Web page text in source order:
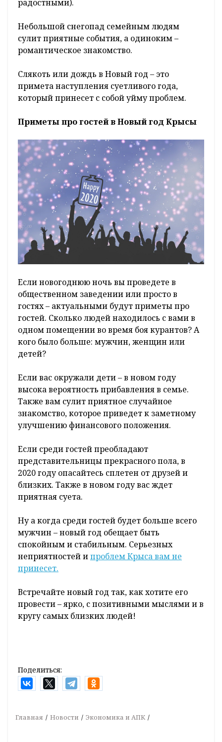
радостными).
Небольшой снегопад семейным людям
сулит приятные события, а одиноким –
романтическое знакомство.
Слякоть или дождь в Новый год – это
примета наступления суетливого года,
который принесет с собой уйму проблем.
Приметы про гостей в Новый год Крысы
Если новогоднюю ночь вы проведете в
общественном заведении или просто в
гостях – актуальными будут приметы про
гостей. Сколько людей находилось с вами в
одном помещении во время боя курантов? А
кого было больше: мужчин, женщин или
детей?
Если вас окружали дети – в новом году
высока вероятность прибавления в семье.
Также вам сулит приятное случайное
знакомство, которое приведет к заметному
улучшению финансового положения.
Если среди гостей преобладают
представительницы прекрасного пола, в
2020 году опасайтесь сплетен от друзей и
близких. Также в новом году вас ждет
приятная суета.
Ну а когда среди гостей будет больше всего
мужчин – новый год обещает быть
спокойным и стабильным. Серьезных
неприятностей ипроблем Крыса вам не
принесет.
Встречайте новый год так, как хотите его
провести – ярко, с позитивными мыслями и в
кругу самых близких людей!
Поделиться:
Главная Новости Экономика и АПК